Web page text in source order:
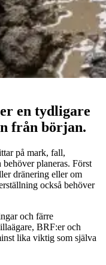
en tydligare
från början.
på mark, fall,
planeras. Först
dränering eller om
också behöver
och färre
BRF:er och
lika viktig som själva